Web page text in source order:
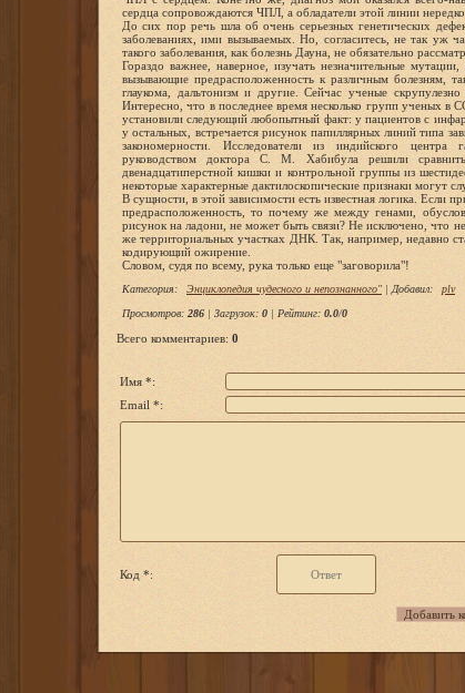
сердца сопровождаются ЧПЛ, а обладатели этой линии
До сих пор речь шла об очень серьезных генетических
заболеваниях, ими вызываемых. Но, согласитесь, не так уж
такого заболевания, как болезнь Дауна, не обязательно
Гораздо важнее, наверное, изучать незначительные
вызывающие предрасположенность к различным болезням,
глаукома, дальтонизм и другие. Сейчас ученые
Интересно, что в последнее время несколько групп ученых
установили следующий любопытный факт: у пациентов с
у остальных, встречается рисунок папиллярных линий типа
закономерности. Исследователи из индийского центра
руководством доктора С. М. Хабибула решили
двенадцатиперстной кишки и контрольной группы из
некоторые характерные дактилоскопические признаки могут
В сущности, в этой зависимости есть известная логика. Если
предрасположенность, то почему же между генами,
рисунок на ладони, не может быть связи? Не исключено, что
же территориальных участках ДНК. Так, например, недавно
кодирующий ожирение.
Словом, судя по всему, рука только еще "заговорила"!
Категория: Энциклопедия чудесного и непознанного" | Добавил:
plv
Просмотров: 286 | Загрузок: 0 | Рейтинг: 0.0/0
Всего комментариев: 0
Имя *:
Email *:
Код *: